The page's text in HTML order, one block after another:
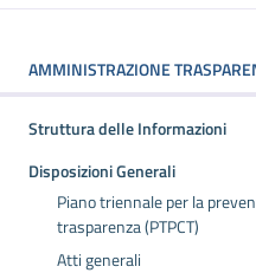
AMMINISTRAZIONE
Struttura delle Informazioni
Disposizioni Generali
Piano triennale per la
trasparenza (PTPCT)
Atti generali